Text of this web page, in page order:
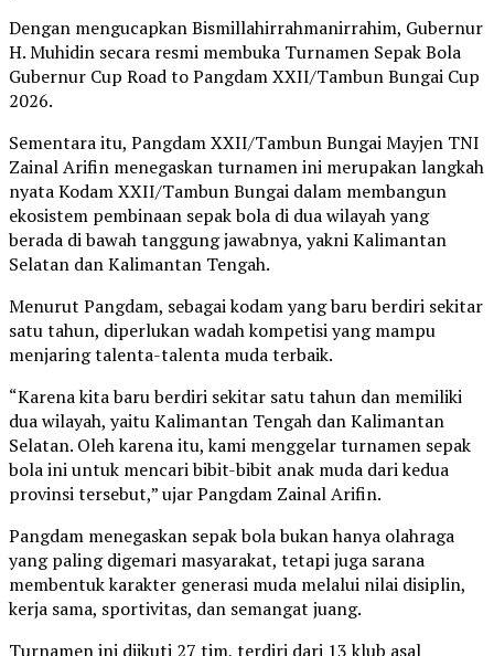
Dengan mengucapkan Bismillahirrahmanirrahim, Gubernur
H. Muhidin secara resmi membuka Turnamen Sepak Bola
Gubernur Cup Road to Pangdam XXII/Tambun Bungai Cup
2026.
Sementara itu, Pangdam XXII/Tambun Bungai Mayjen TNI
Zainal Arifin menegaskan turnamen ini merupakan langkah
nyata Kodam XXII/Tambun Bungai dalam membangun
ekosistem pembinaan sepak bola di dua wilayah yang
berada di bawah tanggung jawabnya, yakni Kalimantan
Selatan dan Kalimantan Tengah.
Menurut Pangdam, sebagai kodam yang baru berdiri sekitar
satu tahun, diperlukan wadah kompetisi yang mampu
menjaring talenta-talenta muda terbaik.
“Karena kita baru berdiri sekitar satu tahun dan memiliki
dua wilayah, yaitu Kalimantan Tengah dan Kalimantan
Selatan. Oleh karena itu, kami menggelar turnamen sepak
bola ini untuk mencari bibit-bibit anak muda dari kedua
provinsi tersebut,” ujar Pangdam Zainal Arifin.
Pangdam menegaskan sepak bola bukan hanya olahraga
yang paling digemari masyarakat, tetapi juga sarana
membentuk karakter generasi muda melalui nilai disiplin,
kerja sama, sportivitas, dan semangat juang.
Turnamen ini diikuti 27 tim, terdiri dari 13 klub asal